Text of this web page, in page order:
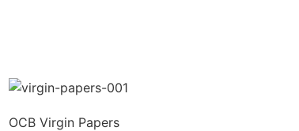
OCB Virgin Papers